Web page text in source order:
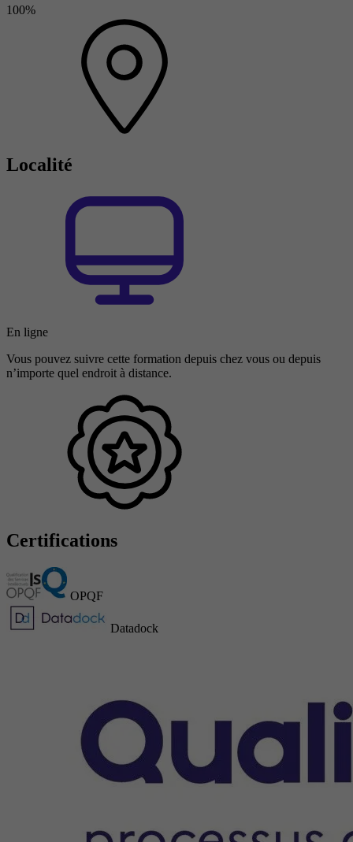
100%
Localité
En ligne
Vous pouvez suivre cette formation depuis chez vous ou depuis
n’importe quel endroit à distance.
Certifications
OPQF
Datadock